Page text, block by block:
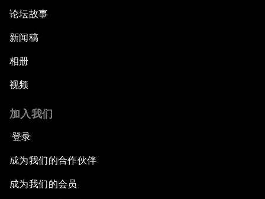
论坛故事
新闻稿
相册
视频
加入我们
登录
成为我们的合作伙伴
成为我们的会员